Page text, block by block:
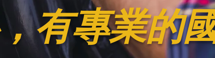
有專業的